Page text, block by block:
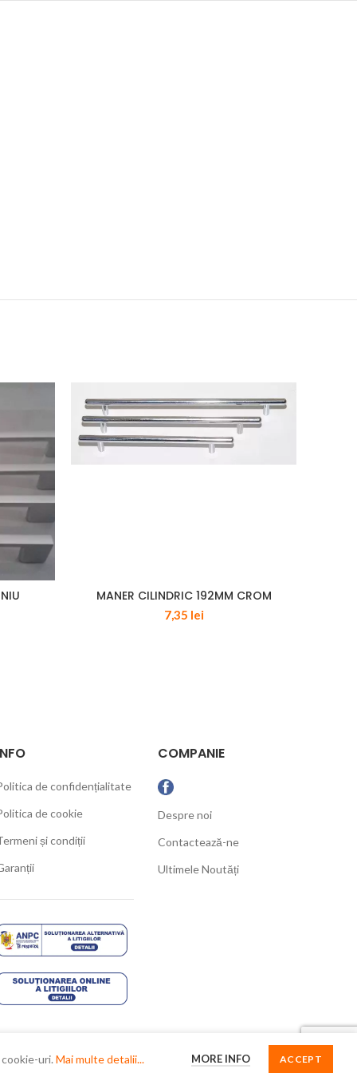
MANER CILINDRIC 192MM CROM
7,35 lei
de confidențialitate
de cookie
și condiții
COMPANIE
Despre noi
Contactează-ne
Ultimele Noutăți
uri. Mai multe detalii... MORE INFO ACCEPT